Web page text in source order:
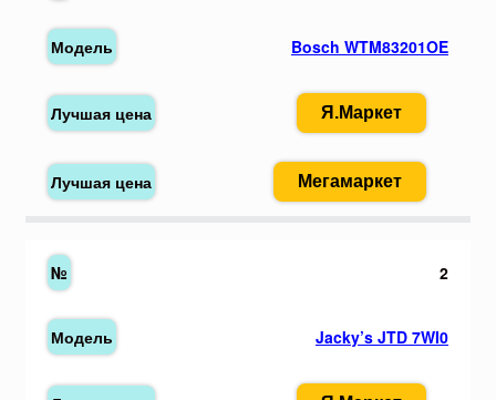
Bosch WTM83201OE
Я.Маркет
Мегамаркет
2
Jacky’s JTD 7WI0